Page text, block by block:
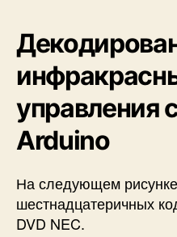
Arduino
На следующем
шестнадцатеричных
DVD NEC.